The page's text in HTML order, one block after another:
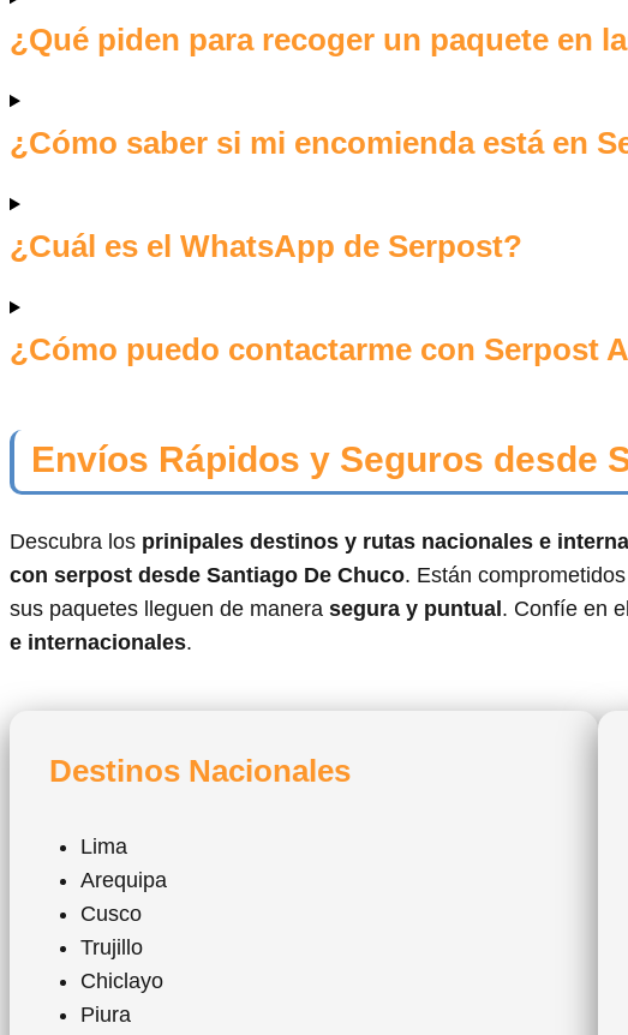
¿Qué piden para recoger un paquete en
¿Cómo saber si mi encomienda está en
¿Cuál es el WhatsApp de Serpost?
¿Cómo puedo contactarme con Serpost
Envíos Rápidos y Seguros desde
Descubra los prinipales destinos y rutas nacionales e
con serpost desde Santiago De Chuco. Están
sus paquetes lleguen de manera segura y puntual . Confíe en
e internacionales.
Destinos Nacionales
Lima
Arequipa
Cusco
Trujillo
Chiclayo
Piura